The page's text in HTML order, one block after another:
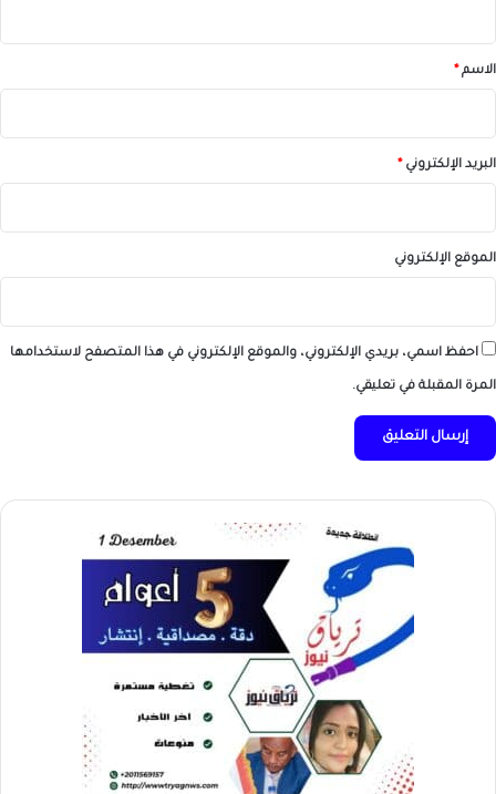
*الاسم *
البريد الإلكتروني *
الموقع الإلكتروني
احفظ اسمي، بريدي الإلكتروني، والموقع الإلكتروني في هذا المتصفح لاستخدامها
المرة المقبلة في تعليقي.